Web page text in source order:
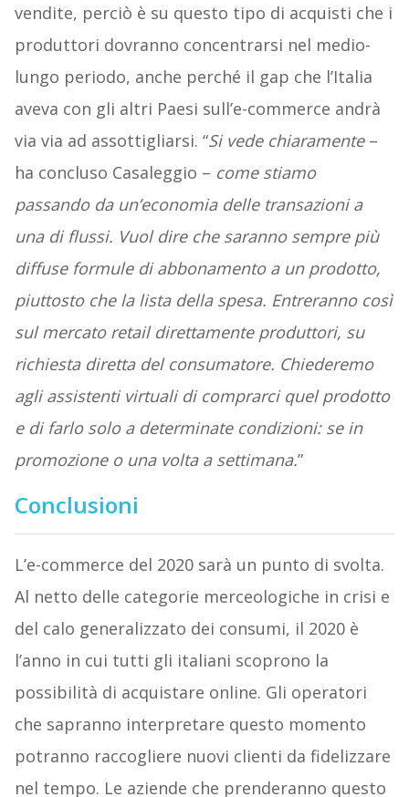
vendite, perciò è su questo tipo di acquisti che i
produttori dovranno concentrarsi nel medio-
lungo periodo, anche perché il gap che l’Italia
aveva con gli altri Paesi sull’e-commerce andrà
via via ad assottigliarsi. “Si vede chiaramente–
ha concluso Casaleggio – come stiamo
passando da un’economia delle transazioni a
una di flussi. Vuol dire che saranno sempre più
diffuse formule di abbonamento a un prodotto,
piuttosto che la lista della spesa. Entreranno così
sul mercato retail direttamente produttori, su
richiesta diretta del consumatore. Chiederemo
agli assistenti virtuali di comprarci quel prodotto
e di farlo solo a determinate condizioni: se in
promozione o una volta a settimana.”
Conclusioni
L’e-commerce del 2020 sarà un punto di svolta.
Al netto delle categorie merceologiche in crisi e
del calo generalizzato dei consumi, il 2020 è
l’anno in cui tutti gli italiani scoprono la
possibilità di acquistare online. Gli operatori
che sapranno interpretare questo momento
potranno raccogliere nuovi clienti da fidelizzare
nel tempo. Le aziende che prenderanno questo